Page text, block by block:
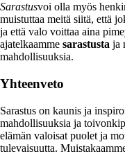
Sarastusvoi olla myös
muistuttaa meitä siitä, että
ja että valo voittaa aina
ajatelkaamme sarastusta ja
mahdollisuuksia.
Yhteenveto
Sarastus on kaunis ja
mahdollisuuksia ja
elämän valoisat puolet ja
tulevaisuutta.